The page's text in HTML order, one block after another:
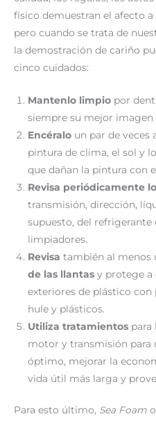
físico demuestran el afecto a
pero cuando se trata de
la demostración de cariño
cinco cuidados:
Mantenlo limpio por
siempre su mejor imagen
Encéralo un par de veces
pintura de clima, el sol y
que dañan la pintura con
Revisa periódicamente
transmisión, dirección,
supuesto, del refrigerante
limpiadores.
Revisa también al menos
de las llantas y protege a
exteriores de plástico con
hule y plásticos.
Utiliza tratamientos para
motor y transmisión para
óptimo, mejorar la
vida útil más larga y
Para esto último, Sea Foam